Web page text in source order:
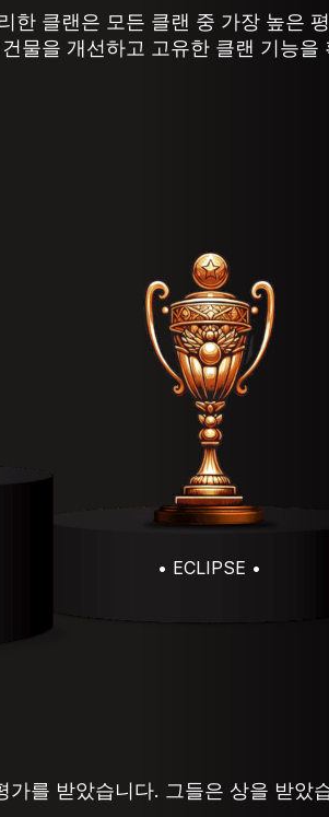
한 클랜은 모든 클랜 중 가장 높은
물을 개선하고 고유한 클랜 기능을
• ECLIPSE •
를 받았습니다. 그들은 상을 받았